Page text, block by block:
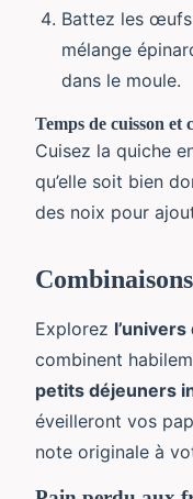
Battez les
mélange
dans le moule.
Temps de cuisson et
Cuisez la quiche
qu’elle soit bien
des noix pour
Explorez
combinent
petits déjeuners
éveilleront vos
note originale à